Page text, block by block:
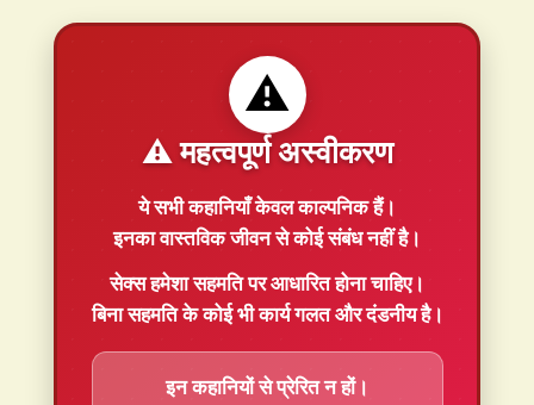
⚠️
⚠️ महत्वपूर्ण अस्वीकरण
ये सभी कहानियाँकेवल काल्पनिकहैं।
इनका वास्तविक जीवन से कोई संबंध नहीं है।
सेक्स हमेशासहमतिपर आधारित होना चाहिए।
बिना सहमति के कोई भी कार्य गलत और दंडनीय है।
इन कहानियों से प्रेरित न हों।